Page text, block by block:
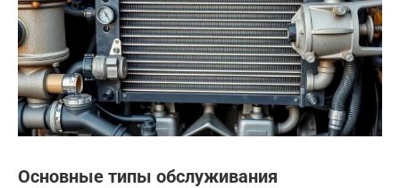
Основные типы обслуживания